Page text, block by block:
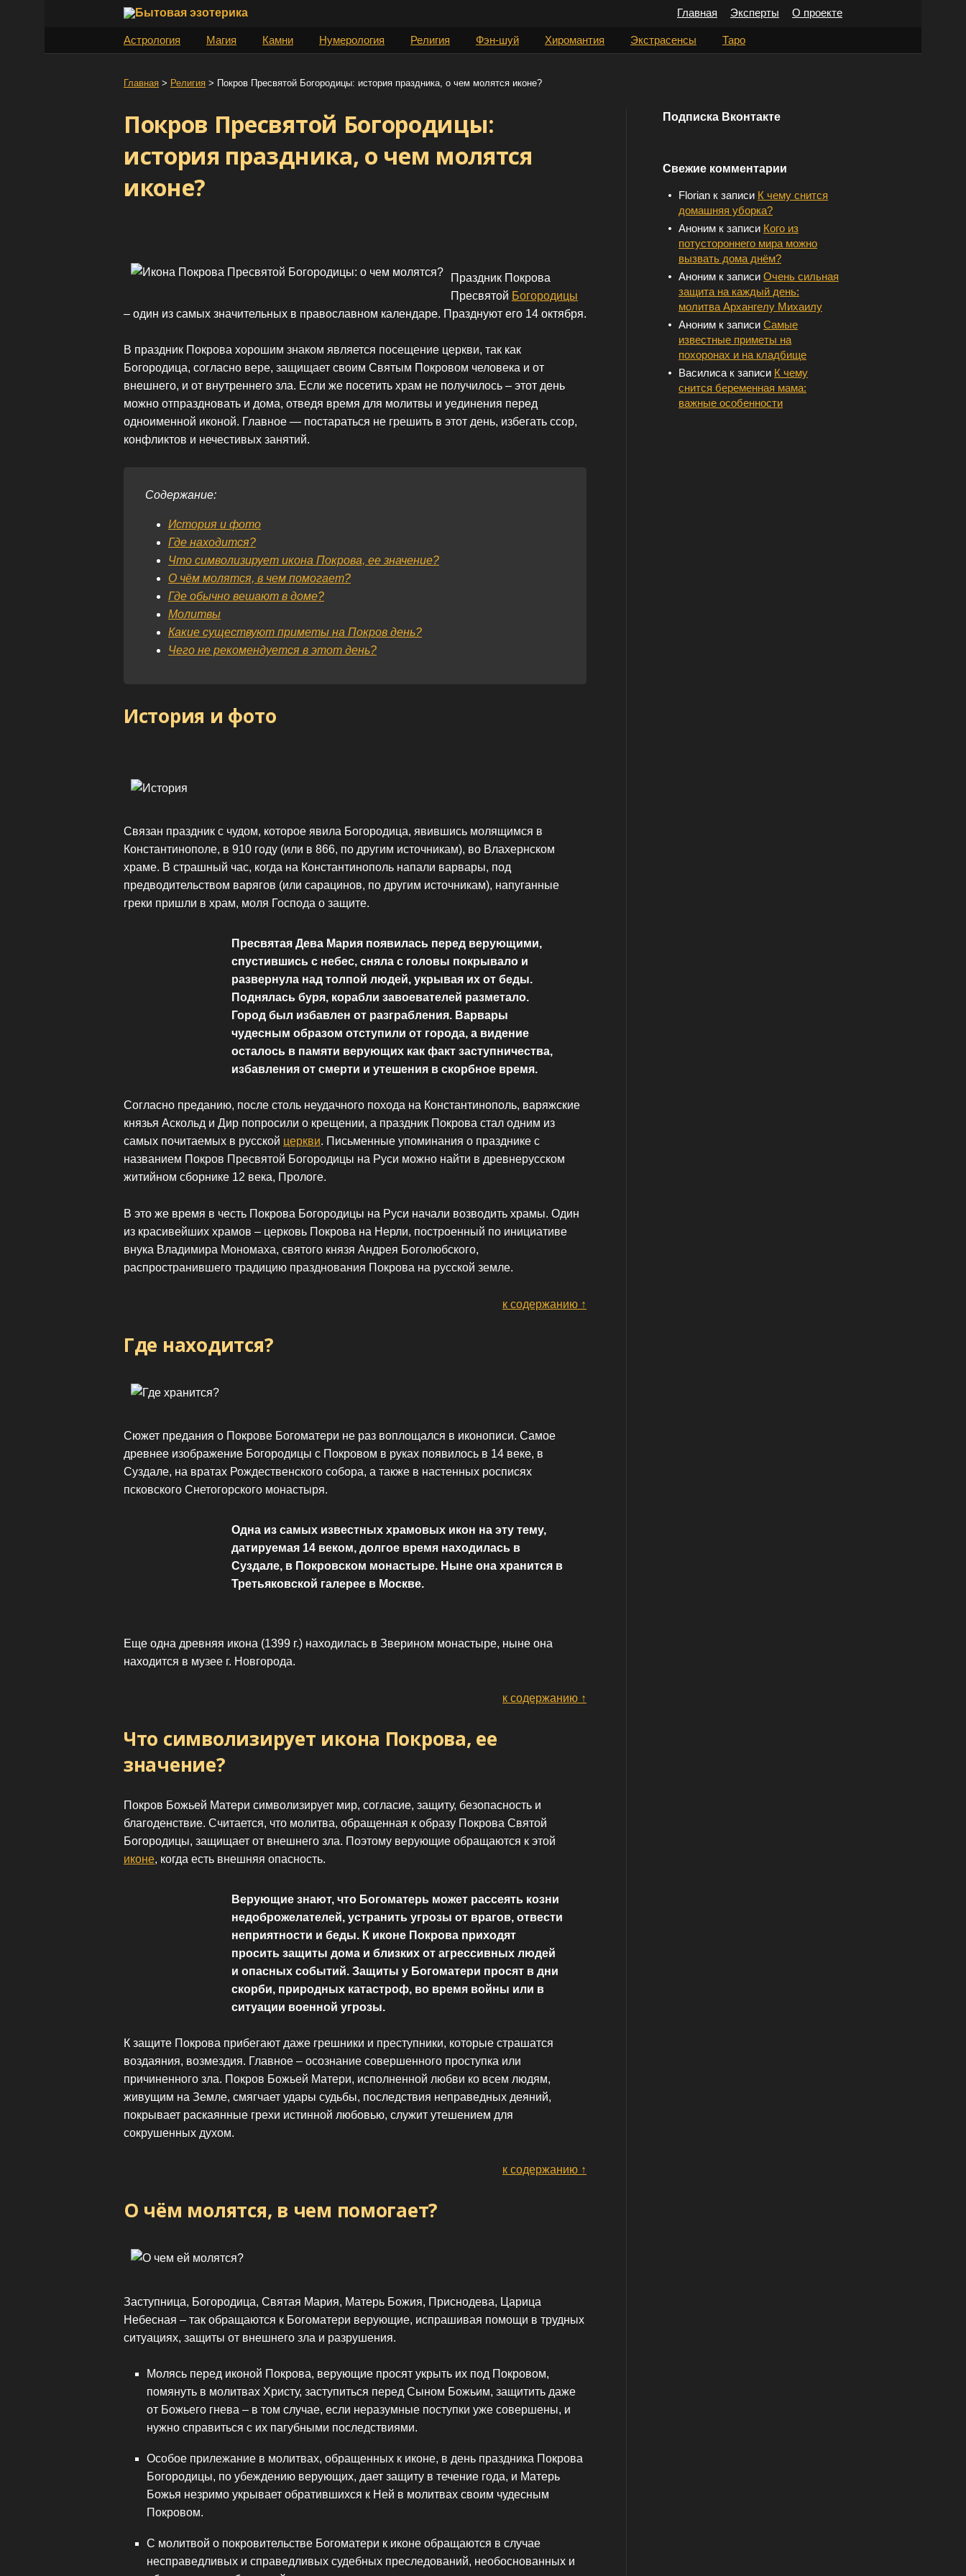
Главная Эксперты О проекте
Астрология Магия Камни Нумерология Религия Фэн-шуй Хиромантия Экстрасенсы Таро
Главная > Религия > Покров Пресвятой Богородицы: история праздника, о чем молятся иконе?
Покров Пресвятой Богородицы:
история праздника, о чем молятся
иконе?
Праздник Покрова
Пресвятой Богородицы
– один из самых значительных в православном календаре. Празднуют его 14 октября.
В праздник Покрова хорошим знаком является посещение церкви, так как
Богородица, согласно вере, защищает своим Святым Покровом человека и от
внешнего, и от внутреннего зла. Если же посетить храм не получилось – этот день
можно отпраздновать и дома, отведя время для молитвы и уединения перед
одноименной иконой. Главное — постараться не грешить в этот день, избегать ссор,
конфликтов и нечестивых занятий.
Содержание:
История и фото
Где находится?
Что символизирует икона Покрова, ее значение?
О чём молятся, в чем помогает?
Где обычно вешают в доме?
Молитвы
Какие существуют приметы на Покров день?
Чего не рекомендуется в этот день?
История и фото
Связан праздник с чудом, которое явила Богородица, явившись молящимся в
Константинополе, в 910 году (или в 866, по другим источникам), во Влахернском
храме. В страшный час, когда на Константинополь напали варвары, под
предводительством варягов (или сарацинов, по другим источникам), напуганные
греки пришли в храм, моля Господа о защите.
Пресвятая Дева Мария появилась перед верующими,
спустившись с небес, сняла с головы покрывало и
развернула над толпой людей, укрывая их от беды.
Поднялась буря, корабли завоевателей разметало.
Город был избавлен от разграбления. Варвары
чудесным образом отступили от города, а видение
осталось в памяти верующих как факт заступничества,
избавления от смерти и утешения в скорбное время.
Согласно преданию, после столь неудачного похода на Константинополь, варяжские
князья Аскольд и Дир попросили о крещении, а праздник Покрова стал одним из
самых почитаемых в русской церкви. Письменные упоминания о празднике с
названием Покров Пресвятой Богородицы на Руси можно найти в древнерусском
житийном сборнике 12 века, Прологе.
В это же время в честь Покрова Богородицы на Руси начали возводить храмы. Один
из красивейших храмов – церковь Покрова на Нерли, построенный по инициативе
внука Владимира Мономаха, святого князя Андрея Боголюбского,
распространившего традицию празднования Покрова на русской земле.
к содержанию ↑
Где находится?
Сюжет предания о Покрове Богоматери не раз воплощался в иконописи. Самое
древнее изображение Богородицы с Покровом в руках появилось в 14 веке, в
Суздале, на вратах Рождественского собора, а также в настенных росписях
псковского Снетогорского монастыря.
Одна из самых известных храмовых икон на эту тему,
датируемая 14 веком, долгое время находилась в
Суздале, в Покровском монастыре. Ныне она хранится в
Третьяковской галерее в Москве.
Еще одна древняя икона (1399 г.) находилась в Зверином монастыре, ныне она
находится в музее г. Новгорода.
к содержанию ↑
Что символизирует икона Покрова, ее
значение?
Покров Божьей Матери символизирует мир, согласие, защиту, безопасность и
благоденствие. Считается, что молитва, обращенная к образу Покрова Святой
Богородицы, защищает от внешнего зла. Поэтому верующие обращаются к этой
иконе, когда есть внешняя опасность.
Верующие знают, что Богоматерь может рассеять козни
недоброжелателей, устранить угрозы от врагов, отвести
неприятности и беды. К иконе Покрова приходят
просить защиты дома и близких от агрессивных людей
и опасных событий. Защиты у Богоматери просят в дни
скорби, природных катастроф, во время войны или в
ситуации военной угрозы.
К защите Покрова прибегают даже грешники и преступники, которые страшатся
воздаяния, возмездия. Главное – осознание совершенного проступка или
причиненного зла. Покров Божьей Матери, исполненной любви ко всем людям,
живущим на Земле, смягчает удары судьбы, последствия неправедных деяний,
покрывает раскаянные грехи истинной любовью, служит утешением для
сокрушенных духом.
к содержанию ↑
О чём молятся, в чем помогает?
Заступница, Богородица, Святая Мария, Матерь Божия, Приснодева, Царица
Небесная – так обращаются к Богоматери верующие, испрашивая помощи в трудных
ситуациях, защиты от внешнего зла и разрушения.
Молясь перед иконой Покрова, верующие просят укрыть их под Покровом,
помянуть в молитвах Христу, заступиться перед Сыном Божьим, защитить даже
от Божьего гнева – в том случае, если неразумные поступки уже совершены, и
нужно справиться с их пагубными последствиями.
Особое прилежание в молитвах, обращенных к иконе, в день праздника Покрова
Богородицы, по убеждению верующих, дает защиту в течение года, и Матерь
Божья незримо укрывает обратившихся к Ней в молитвах своим чудесным
Покровом.
С молитвой о покровительстве Богоматери к иконе обращаются в случае
несправедливых и справедливых судебных преследований, необоснованных и
Подписка Вконтакте
Свежие комментарии
Florian к записи К чему снится
домашняя уборка?
Аноним к записи Кого из
потустороннего мира можно
вызвать дома днём?
Аноним к записи Очень сильная
защита на каждый день:
молитва Архангелу Михаилу
Аноним к записи Самые
известные приметы на
похоронах и на кладбище
Василиса к записи К чему
снится беременная мама:
важные особенности